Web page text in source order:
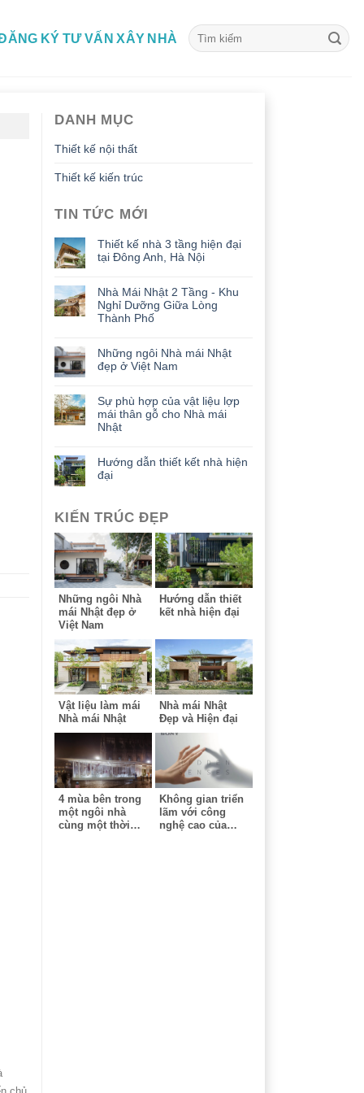
KÝ TƯ VẤN XÂY NHÀ
DANH MỤC
Thiết kế nội thất
Thiết kế kiến trúc
TIN TỨC MỚI
Thiết kế nhà 3 tầng hiện đại
tại Đông Anh, Hà Nội
Nhà Mái Nhật 2 Tầng - Khu
Nghỉ Dưỡng Giữa Lòng
Thành Phố
Những ngôi Nhà mái Nhật
đẹp ở Việt Nam
Sự phù hợp của vật liệu lợp
mái thân gỗ cho Nhà mái
Nhật
Hướng dẫn thiết kết nhà hiện
đại
KIẾN TRÚC ĐẸP
Những ngôi Nhà
mái Nhật đẹp ở
Việt Nam
Hướng dẫn thiết
kết nhà hiện đại
Vật liệu làm mái
Nhà mái Nhật
Nhà mái Nhật
Đẹp và Hiện đại
4 mùa bên trong
một ngôi nhà
cùng một thời
Không gian triển
lãm với công
nghệ cao của